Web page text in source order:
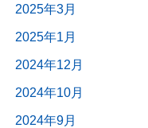
2025年3月
2025年1月
2024年12月
2024年10月
2024年9月